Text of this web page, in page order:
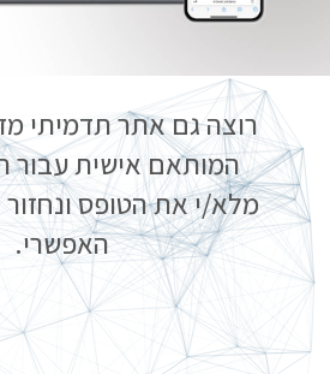
רוצה גם אתר תדמיתי
המותאם אישית עבור
מלא/י את הטופס
האפשרי.